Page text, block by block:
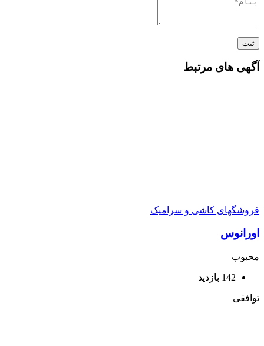
ثبت
آگهی های مرتبط
فروشگهای کاشی و سرامیک
اورانوس
محبوب
142 بازدید
توافقی